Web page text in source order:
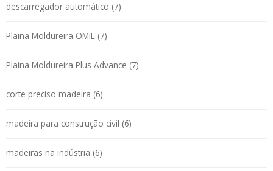
descarregador automático (7)
Plaina Moldureira OMIL (7)
Plaina Moldureira Plus Advance (7)
corte preciso madeira (6)
madeira para construção civil (6)
madeiras na indústria (6)